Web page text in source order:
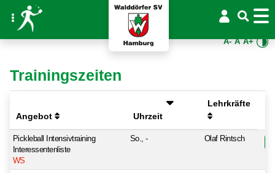
A- A A+
Trainingszeiten
Angebot Uhrzeit
Lehrkräfte
Pickleball Intensivtraining
Interessentenliste
WS
So., - Olaf Rintsch